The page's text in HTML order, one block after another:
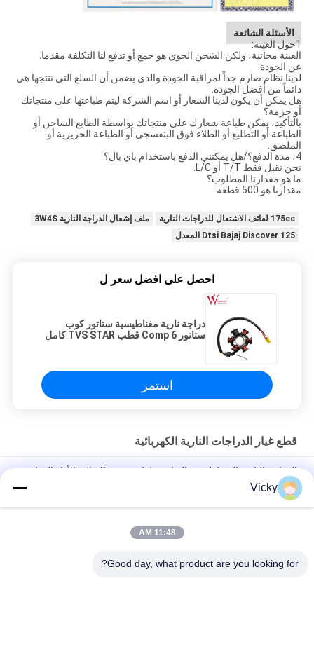
الأسئلة الشائعة
1حول العينة:
العينة مجانية، ولكن الشحن الجوي هو جمع أو تدفع لنا التكلفة مقدما.
عن الجودة:
لدينا نظام صارم جداً لمراقبة الجودة والذي يضمن أن السلع التي ننتجها هي
دائماً من أفضل الجودة.
هل يمكن أن يكون لدينا الشعار أو اسم الشركة ليتم طباعتها على منتجاتك
أو حزمة؟
بالتأكيد، يمكن طباعة شعارك على منتجاتك بواسطة الطابع الساخن أو
الطباعة أو التطليع أو الطلاء فوق البنفسجي أو الطباعة الحريرية أو
الملصق.
4، مدة الدفع؟/هل يمكنني الدفع باستخدام باي بال؟
نحن نقبل فقط T/T أو L/C.
ما هو مقدارنا المطلوب؟
مقدارنا هو 500 قطعة
175cc لفائف الاشتعال للدراجات النارية
ملف إشعال الدراجة النارية 3W4S
Dtsi Bajaj Discover 125 المعدل
احصل على افضل سعر ل
دراجة نارية مغناطيسية ستاتور كوب
ستاتور Comp 6 قطب TVS STAR كامل
استمر
قطع غيار الدراجات النارية الكهربائية
الدراجة النارية المغناطيسية القياسية لفائف Comp عالية الأداء الدراجة
النارية قطع كهربائية KRF
وصلة رله الدراجة النارية الكهربائية Kriss 100 للمشترين B2B أداء جيد
Vicky
11:48 AM
Good day, what product are you looking for?